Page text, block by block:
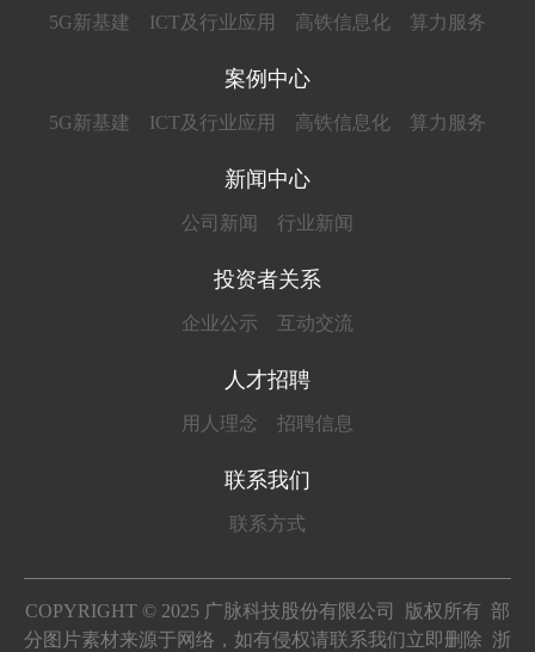
5G新基建 ICT及行业应用 高铁信息化 算力服务
案例中心
5G新基建 ICT及行业应用 高铁信息化 算力服务
新闻中心
公司新闻 行业新闻
投资者关系
企业公示 互动交流
人才招聘
用人理念 招聘信息
联系我们
联系方式
COPYRIGHT © 2025 广脉科技股份有限公司 版权所有 部
分图片素材来源于网络，如有侵权请联系我们立即删除 浙